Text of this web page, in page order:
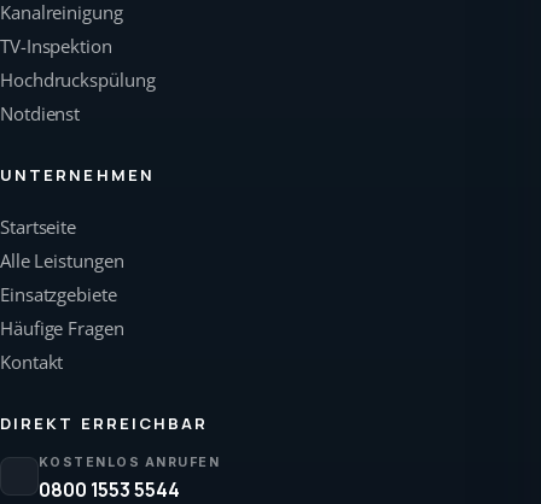
Kanalreinigung
TV-Inspektion
Hochdruckspülung
Notdienst
UNTERNEHMEN
Startseite
Alle Leistungen
Einsatzgebiete
Häufige Fragen
Kontakt
DIREKT ERREICHBAR
KOSTENLOS ANRUFEN
0800 1553 5544